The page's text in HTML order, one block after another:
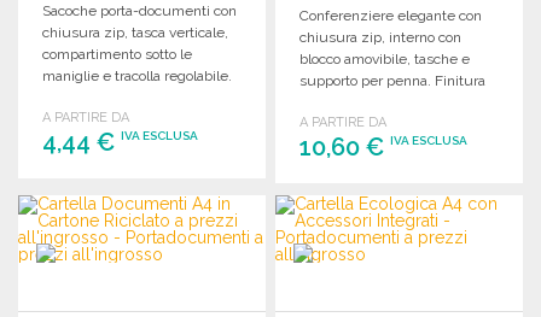
Sacoche porta-documenti con
chiusura zip, tasca verticale,
compartimento sotto le
maniglie e tracolla regolabile.
A PARTIRE DA
4,44 € IVA ESCLUSA
ORDINARE
Richiedi un preventivo
Conferenziere elegante con
chiusura zip, interno con
blocco amovibile, tasche e
supporto per penna. Finitura
A PARTIRE DA
10,60 €IVA ESCLUSA
ORDINARE
Richiedi un preventivo